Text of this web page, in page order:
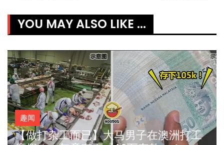
YOU MAY ALSO LIKE ...
趣闻
【做打杂工而已】大马男子在澳洲打工